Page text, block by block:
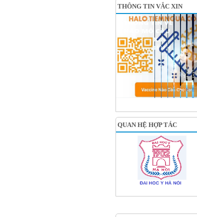
THÔNG TIN VẮC XIN
QUAN HỆ HỢP TÁC